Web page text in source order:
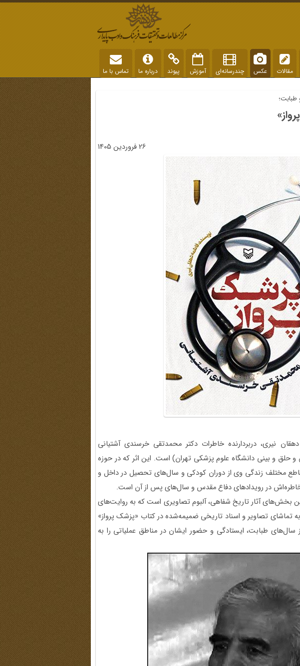
مقالات عکس چندرسانه‌ای آموزش پیوند درباره ما تماس با ما
26 فروردین 1405
نیری، دربردارنده خاطرات دکتر محمدتقی خرسندی آشتیانی
و بینی دانشگاه علوم پزشکی تهران) است. این اثر که در حوزه
مختلف زندگی وی از دوران کودکی و سال‌های تحصیل در داخل و
در رویدادهای دفاع مقدس و سال‌های پس از آن است.
بخش‌های آثار تاریخ شفاهی، آلبوم تصاویری است که به روایت‌های
تماشای تصاویر و اسناد تاریخی ضمیمه‌شده در کتاب «پزشک پرواز»
سال‌های طبابت، ایستادگی و حضور ایشان در مناطق عملیاتی را به